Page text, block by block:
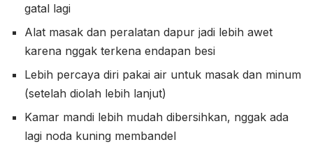
gatal lagi
Alat masak dan peralatan dapur jadi lebih awet
karena nggak terkena endapan besi
Lebih percaya diri pakai air untuk masak dan minum
(setelah diolah lebih lanjut)
Kamar mandi lebih mudah dibersihkan, nggak ada
lagi noda kuning membandel